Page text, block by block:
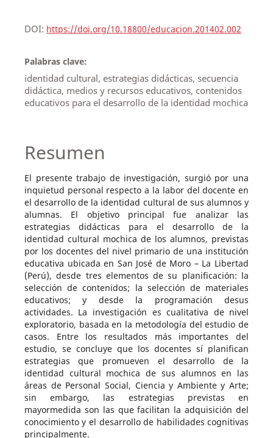
DOI: https://doi.org/10.18800/educacion.201402.002
Palabras clave:
identidad cultural, estrategias didácticas, secuencia
didáctica, medios y recursos educativos, contenidos
educativos para el desarrollo de la identidad mochica
Resumen
El presente trabajo de investigación, surgió por una
inquietud personal respecto a la labor del docente en
el desarrollo de la identidad cultural de sus alumnos y
alumnas. El objetivo principal fue analizar las
estrategias didácticas para el desarrollo de la
identidad cultural mochica de los alumnos, previstas
por los docentes del nivel primario de una institución
educativa ubicada en San José de Moro – La Libertad
(Perú), desde tres elementos de su planificación: la
selección de contenidos; la selección de materiales
educativos; y desde la programación desus
actividades. La investigación es cualitativa de nivel
exploratorio, basada en la metodología del estudio de
casos. Entre los resultados más importantes del
estudio, se concluye que los docentes sí planifican
estrategias que promueven el desarrollo de la
identidad cultural mochica de sus alumnos en las
áreas de Personal Social, Ciencia y Ambiente y Arte;
sin embargo, las estrategias previstas en
mayormedida son las que facilitan la adquisición del
conocimiento y el desarrollo de habilidades cognitivas
principalmente.